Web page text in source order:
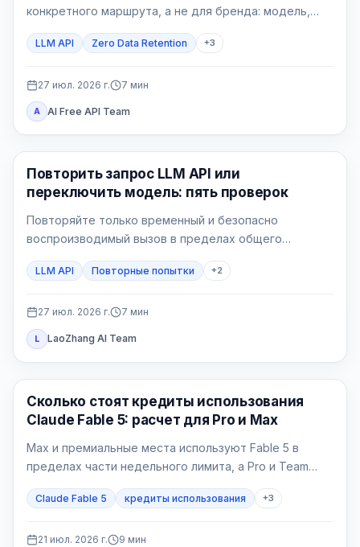
конкретного маршрута, а не для бренда: модель,
иметь разные правила.
LLM API Zero Data Retention +3
27 июл. 2026 г. 7 мин
A AI Free API Team
API Guide
Повторить запрос LLM API или
переключить модель: пять проверок
Повторяйте только временный и безопасно
воспроизводимый вызов в пределах общего
заранее принятый для этого процесса.
LLM API Повторные попытки +2
27 июл. 2026 г. 7 мин
L LaoZhang AI Team
Claude AI
Сколько стоят кредиты использования
Claude Fable 5: расчет для Pro и Max
Max и премиальные места используют Fable 5 в
пределах части недельного лимита, а Pro и Team
Claude Fable 5 кредиты использования +3
21 июл. 2026 г. 9 мин